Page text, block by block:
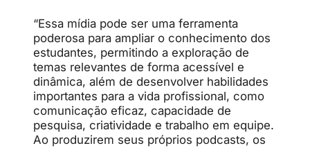
“Essa mídia pode ser uma ferramenta
poderosa para ampliar o conhecimento dos
estudantes, permitindo a exploração de
temas relevantes de forma acessível e
dinâmica, além de desenvolver habilidades
importantes para a vida profissional, como
comunicação eficaz, capacidade de
pesquisa, criatividade e trabalho em equipe.
Ao produzirem seus próprios podcasts, os